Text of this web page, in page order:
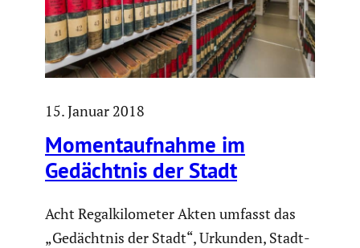
15. Januar 2018
Moment­auf­nahme im
Gedächtnis der Stadt
Acht Regal­ki­lo­meter Akten umfasst das
„Gedächtnis der Stadt“, Urkunden, Stadt­